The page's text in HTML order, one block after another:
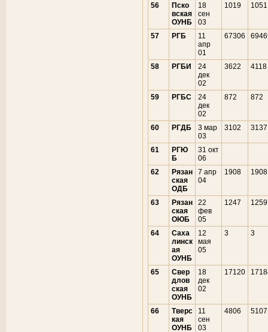
56
Пско
вская
ОУНБ
18
сен
03
1019 1051
57 РГБ
11
апр
01
67306
58 РГБИ
24
дек
02
3622 4118
59 РГБС
24
дек
02
872 872
60 РГДБ
3 мар
03
3102 3137
61
РГЮ
Б
31 окт
06
62
Рязан
ская
ОДБ
7 апр
04
1908 1908
63
Рязан
ская
ОЮБ
22
фев
05
1247 1259
64
Саха
линск
ая
ОУНБ
12
мая
05
3 3
65
Свер
длов
ская
ОУНБ
18
дек
02
17120
66
Тверс
кая
ОУНБ
11
сен
03
4806 5107